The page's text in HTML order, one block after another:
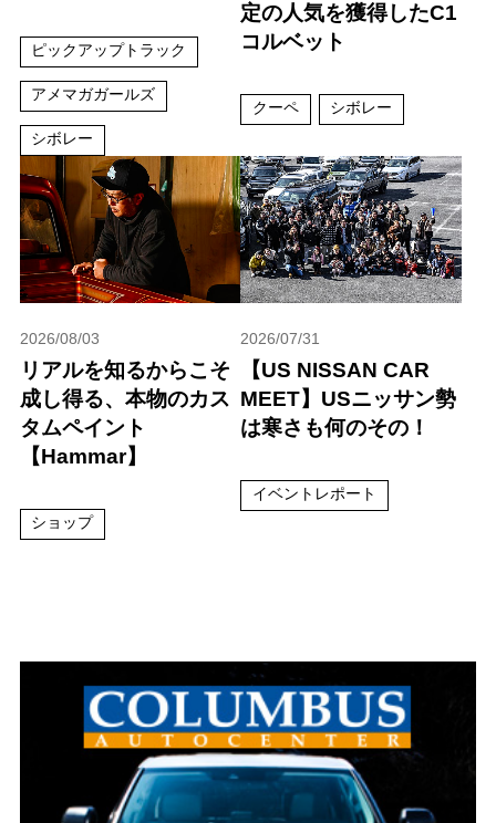
ピックアップトラック
アメマガガールズ
シボレー
定の人気を獲得したC1
コルベット
クーペ シボレー
2026/08/03
リアルを知るからこそ
成し得る、本物のカス
タムペイント
【Hammar】
ショップ
2026/07/31
【US NISSAN CAR
MEET】USニッサン勢
は寒さも何のその！
イベントレポート